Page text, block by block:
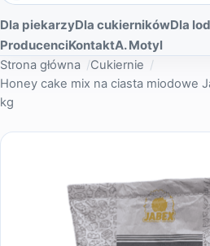
Dla piekarzyDla cukiernikówDla
ProducenciKontaktA. Motyl
Strona główna
Cukiernie
Honey cake mix na ciasta miodowe
kg